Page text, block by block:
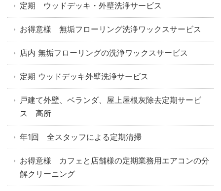
定期 ウッドデッキ・外壁洗浄サービス
お得意様 無垢フローリング洗浄ワックスサービス
店内 無垢フローリングの洗浄ワックスサービス
定期 ウッドデッキ外壁洗浄サービス
戸建て外壁、ベランダ、屋上屋根灰除去定期サービ
ス 高所
年1回 全スタッフによる定期清掃
お得意様 カフェと店舗様の定期業務用エアコンの分
解クリーニング